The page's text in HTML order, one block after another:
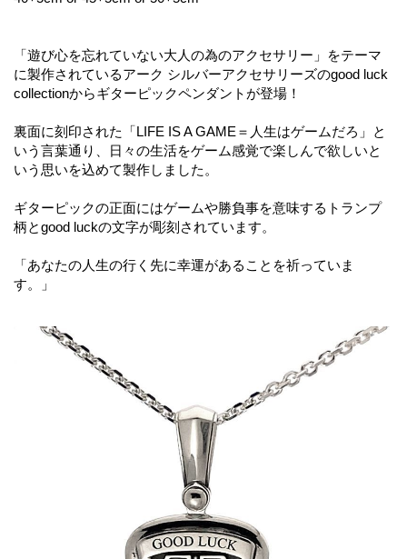
「遊び心を忘れていない大人の為のアクセサリー」をテーマ
に製作されているアーク シルバーアクセサリーズのgood luck
collectionからギターピックペンダントが登場！
裏面に刻印された「LIFE IS A GAME＝人生はゲームだろ」と
いう言葉通り、日々の生活をゲーム感覚で楽しんで欲しいと
いう思いを込めて製作しました。
ギターピックの正面にはゲームや勝負事を意味するトランプ
柄とgood luckの文字が彫刻されています。
「あなたの人生の行く先に幸運があることを祈っていま
す。」